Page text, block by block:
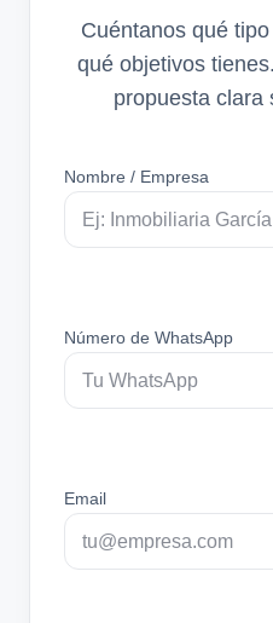
Cuéntanos qué
qué objetivos
propuesta clara
Nombre / Empresa
Número de WhatsApp
Email